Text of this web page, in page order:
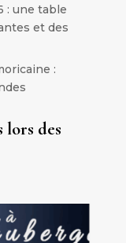
: une table
et des
:
lors des